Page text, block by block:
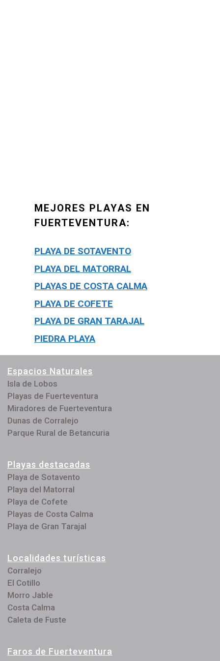
MEJORES PLAYAS EN
FUERTEVENTURA:
PLAYA DE SOTAVENTO
PLAYA DEL MATORRAL
PLAYAS DE COSTA CALMA
PLAYA DE COFETE
PLAYA DE GRAN TARAJAL
PIEDRA PLAYA
Espacios Naturales
Isla de Lobos
Playas de Fuerteventura
Miradores de Fuerteventura
Dunas de Corralejo
Parque Rural de Betancuria
Playas destacadas
Playa de Sotavento
Playa del Matorral
Playa de Cofete
Playas de Costa Calma
Playa de Gran Tarajal
Localidades turísticas
Corralejo
El Cotillo
Morro Jable
Costa Calma
Caleta de Fuste
Faros de Fuerteventura